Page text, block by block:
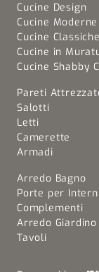
Cucine Design
Cucine Moderne
Cucine Classiche
Cucine in
Cucine Shabby
Pareti
Salotti
Letti
Camerette
Armadi
Arredo Bagno
Porte per
Complementi
Arredo Giardino
Tavoli